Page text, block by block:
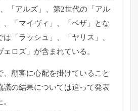
「アルズ」、第2世代の「アル
、「マイヴィ」、「ベザ」とな
「ラッシュ」、「ヤリス」、
ェロズ」が含まれている。
、顧客に心配を掛けていること
議の結果については追って発表